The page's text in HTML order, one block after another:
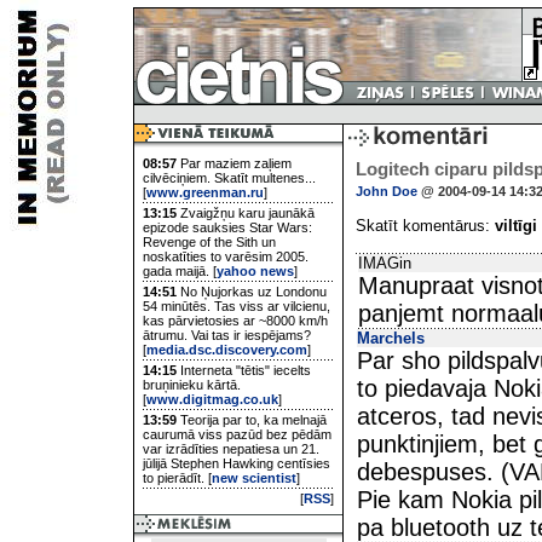
08:57 Par maziem zaļiem
cilvēciņiem. Skatīt multenes...
[www.greenman.ru]
13:15 Zvaigžņu karu jaunākā
epizode sauksies Star Wars:
Revenge of the Sith un
noskatīties to varēsim 2005.
gada maijā. [yahoo news]
14:51 No Ņujorkas uz Londonu
54 minūtēs. Tas viss ar vilcienu,
kas pārvietosies ar ~8000 km/h
ātrumu. Vai tas ir iespējams?
[media.dsc.discovery.com]
14:15 Interneta "tētis" iecelts
bruņinieku kārtā.
[www.digitmag.co.uk]
13:59 Teorija par to, ka melnajā
caurumā viss pazūd bez pēdām
var izrādīties nepatiesa un 21.
jūlijā Stephen Hawking centīsies
to pierādīt. [new scientist]
[RSS]
Logitech ciparu
John Doe @ 2004-09-14 14:32
Skatīt komentārus: viltīgi
IMAGin
Manupraat
panjemt
Marchels
Par sho
to piedavaja
atceros, tad
punktinjiem, bet
debespuses.
Pie kam Nokia
pa bluetooth uz